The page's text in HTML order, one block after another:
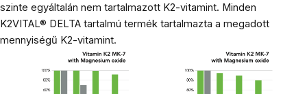
szinte egyáltalán nem tartalmazott K2-vitamint. Minden
K2VITAL® DELTA tartalmú termék tartalmazta a megadott
mennyiségű K2-vitamint.